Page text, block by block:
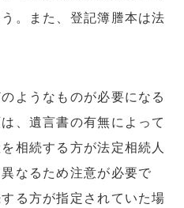
。また、登記簿謄本は法
ようなものが必要になる
、遺言書の有無によって
相続する方が法定相続人
なるため注意が必要で
る方が指定されていた場